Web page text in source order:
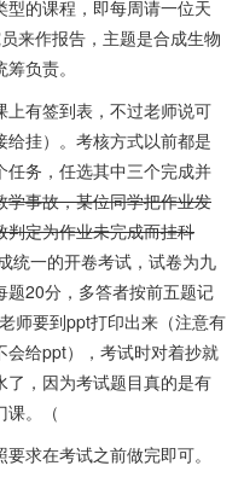
的课程，即每周请一位天
来作报告，主题是合成生物
负责。
有签到表，不过老师说可
挂）。考核方式以前都是
务，任选其中三个完成并
学事故，某位同学把作业发
判定为作业未完成而挂科
统一的开卷考试，试卷为九
题20分，多答者按前五题记
师要到ppt打印出来（注意有
给ppt），考试时对着抄就
，因为考试题目真的是有
课。（
求在考试之前做完即可。